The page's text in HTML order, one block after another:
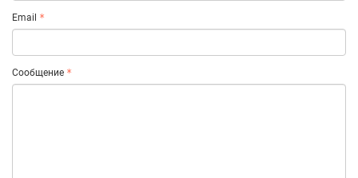
Email
Сообщение